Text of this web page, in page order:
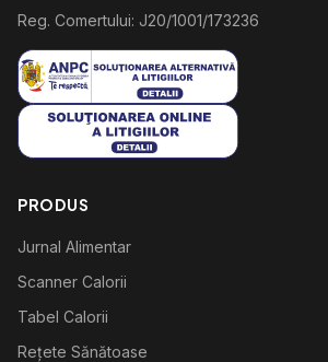
Reg. Comertului: J20/1001/173236
PRODUS
Jurnal Alimentar
Scanner Calorii
Tabel Calorii
Rețete Sănătoase